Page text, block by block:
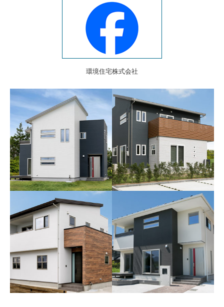
環境住宅株式会社
一家団欒 シンプルスタイ
テクノストラクチャー住宅シ
カフェスタイルの家「金
瀬の家A」
テクノストラクチャー住宅シ